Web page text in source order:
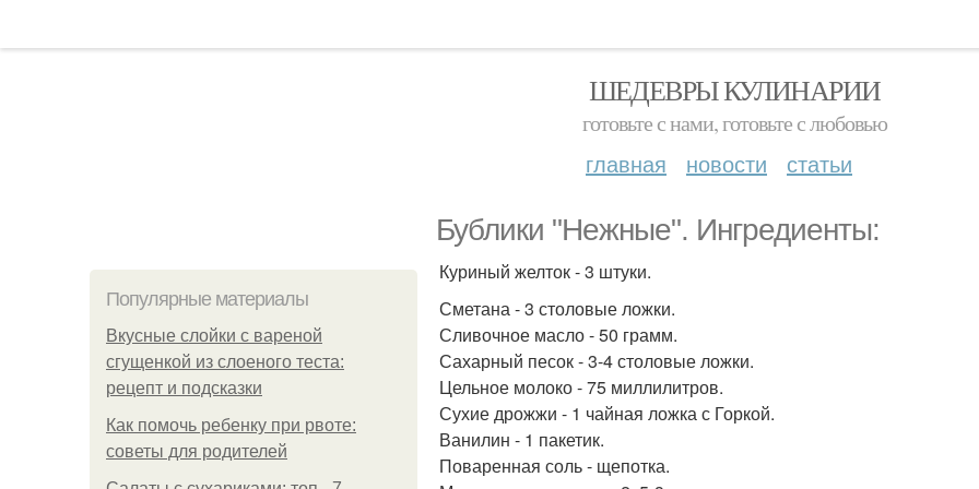
ШЕДЕВРЫ КУЛИНАРИИ
готовьте с нами, готовьте с любовью
главная новости статьи
Бублики "Нежные". Ингредиенты:
Популярные материалы
Вкусные слойки с вареной
сгущенкой из слоеного теста:
рецепт и подсказки
Как помочь ребенку при рвоте:
советы для родителей
Куриный желток - 3 штуки.
Сметана - 3 столовые ложки.
Сливочное масло - 50 грамм.
Сахарный песок - 3-4 столовые ложки.
Цельное молоко - 75 миллилитров.
Сухие дрожжи - 1 чайная ложка с Горкой.
Ванилин - 1 пакетик.
Поваренная соль - щепотка.